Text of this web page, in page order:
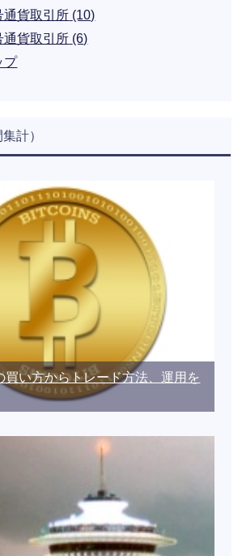
通貨取引所 (10)
通貨取引所 (6)
プ
計）
買い方からトレード方法、運用を